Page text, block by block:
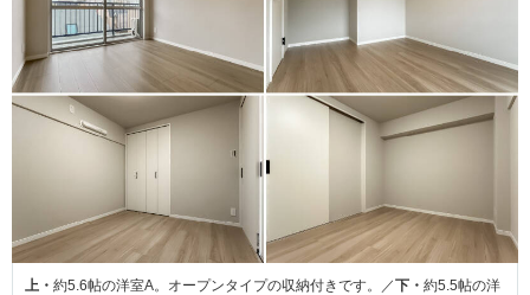
上・ 約5.6帖の洋室A。オープンタイプの収納付きです。／下・ 約5.5帖の洋